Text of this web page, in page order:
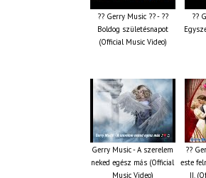
?? Gerry Music ?? - ??
Boldog születésnapot
(Official Music Video)
??
Gerry Music - A szerelem
neked egész más (Official
Music Video)
??
este
II.